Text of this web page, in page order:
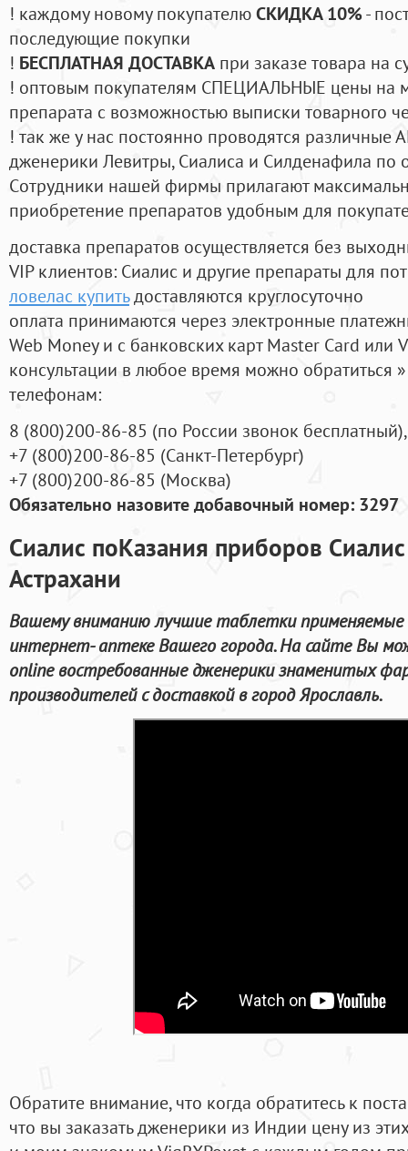
! каждому новому покупателюСКИДКА 10%-
последующие покупки
! БЕСПЛАТНАЯ ДОСТАВКА при заказе товара на
! оптовым покупателям СПЕЦИАЛЬНЫЕ цены на
препарата с возможностью выписки товарного
! так же у нас постоянно проводятся
дженерики Левитры, Сиалиса и Силденафила по
Cотрудники нашей фирмы прилагают
приобретение препаратов удобным для
доставка препаратов осуществляется без
VIP клиентов: Сиалис и другие препараты для
ловелас купитьдоставляются круглосуточно
оплата принимаются через электронные
Web Money и с банковских карт Master Card или
консультации в любое время можно обратиться
телефонам:
8 (800)200-86-85 (по России звонок бесплатный),
+7 (800)200-86-85 (Санкт-Петербург)
+7 (800)200-86-85 (Москва)
Обязательно назовите добавочный номер: 3297
Сиалис поКазания приборов
Астрахани
Вашему вниманию лучшие таблетки применяемые
интернет- аптеке Вашего города. На сайте Вы
online востребованные дженерики знаменитых
производителей с доставкой в город Ярославль.
Обратите внимание, что когда обратитесь к
что вы заказать дженерики из Индии цену из